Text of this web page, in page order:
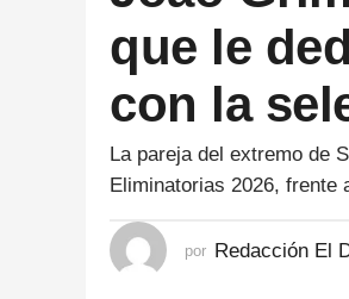
ñ
o
d
e
s
d
e
que le
con la
La pareja del extremo de
Eliminatorias 2026, frente
por Redacción El